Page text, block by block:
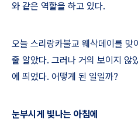
와 같은 역할을 하고 있다.
오늘 스리랑카불교 웨삭데이를 맞
줄 알았다. 그러나 거의 보이지 않
에 띄었다. 어떻게 된 일일까?
눈부시게 빛나는 아침에